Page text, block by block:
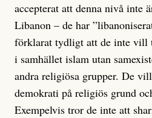
accepterat att denna nivå inte
Libanon – de har
förklarat tydligt att de inte vill
i samhället islam utan
andra religiösa grupper. De
demokrati på religiös grund
Exempelvis tror de inte att